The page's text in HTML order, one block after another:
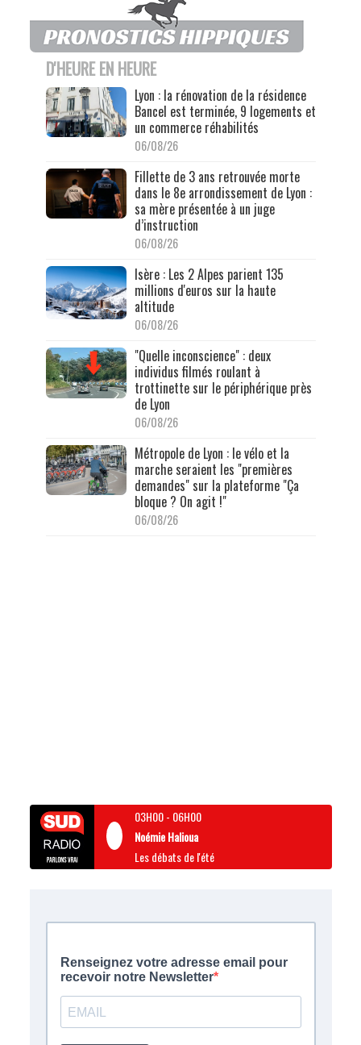
D'HEURE EN HEURE
Lyon : la rénovation de la résidence
Bancel est terminée, 9 logements et
un commerce réhabilités
06/08/26
Fillette de 3 ans retrouvée morte
dans le 8e arrondissement de Lyon :
sa mère présentée à un juge
d’instruction
06/08/26
Isère : Les 2 Alpes parient 135
millions d'euros sur la haute
altitude
06/08/26
"Quelle inconscience" : deux
individus filmés roulant à
trottinette sur le périphérique près
de Lyon
06/08/26
Métropole de Lyon : le vélo et la
marche seraient les "premières
demandes" sur la plateforme "Ça
bloque ? On agit !"
06/08/26
03H00- 06H00
Noémie Halioua
Les débats de l'été